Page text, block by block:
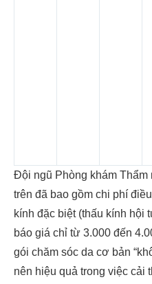
Đội ngũ Phòng khám Thẩm
trên đã bao gồm chi phí
kính đặc biệt (thấu kính hội
báo giá chỉ từ 3.000 đến
gói chăm sóc da cơ bản
nên hiệu quả trong việc cải